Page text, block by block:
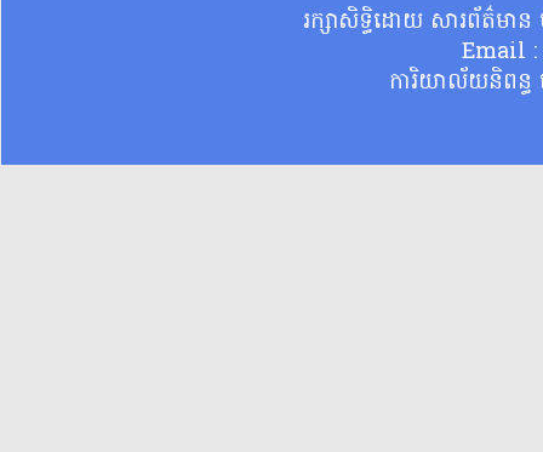
រក្សាសិទ្ធិដោយ សារព័ត៌មា
Email
ការិយាល័យនិពន្ធ